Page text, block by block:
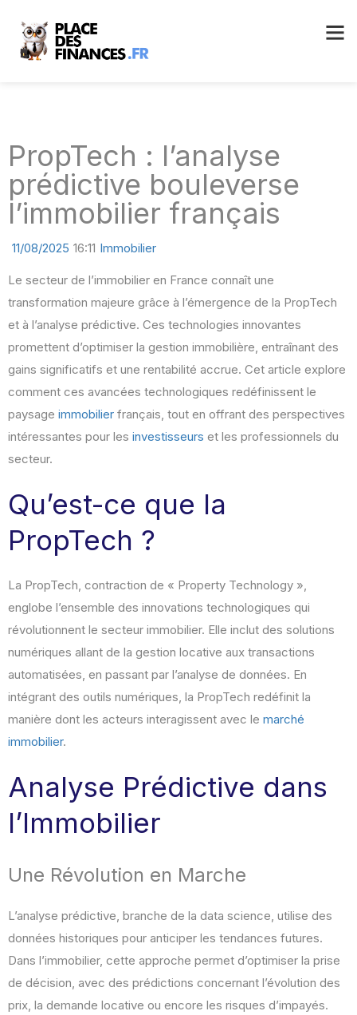
PropTech : l’analyse
prédictive bouleverse
l’immobilier français
11/08/2025 16:11 Immobilier
Le secteur de l’immobilier en France connaît une
transformation majeure grâce à l’émergence de la PropTech
et à l’analyse prédictive. Ces technologies innovantes
promettent d’optimiser la gestion immobilière, entraînant des
gains significatifs et une rentabilité accrue. Cet article explore
comment ces avancées technologiques redéfinissent le
paysage immobilier français, tout en offrant des perspectives
intéressantes pour les investisseurs et les professionnels du
secteur.
Qu’est-ce que la
PropTech ?
La PropTech, contraction de « Property Technology »,
englobe l’ensemble des innovations technologiques qui
révolutionnent le secteur immobilier. Elle inclut des solutions
numériques allant de la gestion locative aux transactions
automatisées, en passant par l’analyse de données. En
intégrant des outils numériques, la PropTech redéfinit la
manière dont les acteurs interagissent avec le marché
immobilier.
Analyse Prédictive dans
l’Immobilier
Une Révolution en Marche
L’analyse prédictive, branche de la data science, utilise des
données historiques pour anticiper les tendances futures.
Dans l’immobilier, cette approche permet d’optimiser la prise
de décision, avec des prédictions concernant l’évolution des
prix, la demande locative ou encore les risques d’impayés.